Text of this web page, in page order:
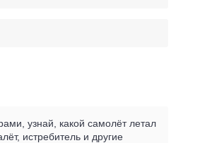
узнай, какой самолёт летал
истребитель и другие